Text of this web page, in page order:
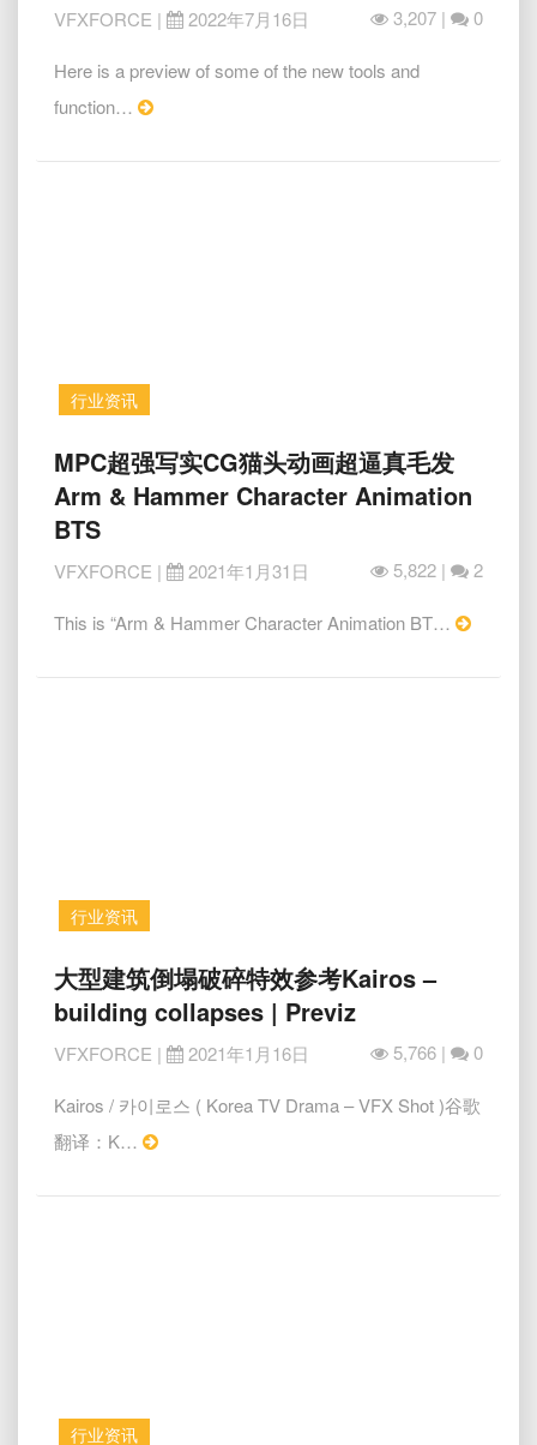
功
预
览
Sneak
VFXFORCE | 2022年7月16日 3,207 | 0
Here is a preview of some of the new tools and
function…
Read
行业资讯
MPC
超
强
写
实
猫
Hammer
Character
BTS
MPC超强写实CG猫头动画超逼真毛发
Arm & Hammer Character Animation
BTS
VFXFORCE | 2021年1月31日 5,822 | 2
This is “Arm & Hammer Character Animation BT…
Read
行业资讯
大
型
建
筑
塌
破
碎
Previz
大型建筑倒塌破碎特效参考Kairos –
building collapses | Previz
VFXFORCE | 2021年1月16日 5,766 | 0
Kairos / 카이로스 ( Korea TV Drama – VFX Shot )谷歌
翻译：K…
Read
行业资讯